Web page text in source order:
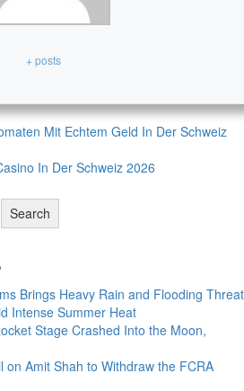
+ posts
Mit Echtem Geld In Der Schweiz
In Der Schweiz 2026
Search
Brings Heavy Rain and Flooding Threat
Intense Summer Heat
Stage Crashed Into the Moon,
on Amit Shah to Withdraw the FCRA